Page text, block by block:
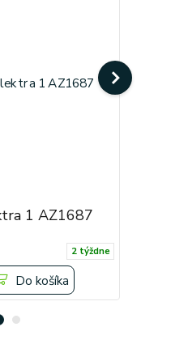
1 AZ1687
2 týždne
Do košíka